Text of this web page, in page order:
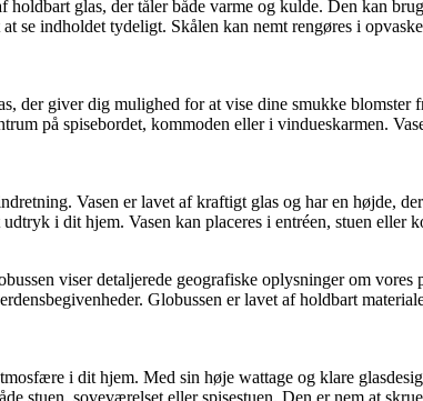
glas, der tåler både varme og kulde. Den kan
se indholdet tydeligt. Skålen kan nemt rengøres i
der giver dig mulighed for at vise dine smukke blomster
på spisebordet, kommoden eller i vindueskarmen.
Vasen er lavet af kraftigt glas og har en højde,
i dit hjem. Vasen kan placeres i entréen, stuen
viser detaljerede geografiske oplysninger om
Globussen er lavet af holdbart
i dit hjem. Med sin høje wattage og klare
stuen, soveværelset eller spisestuen. Den er nem at